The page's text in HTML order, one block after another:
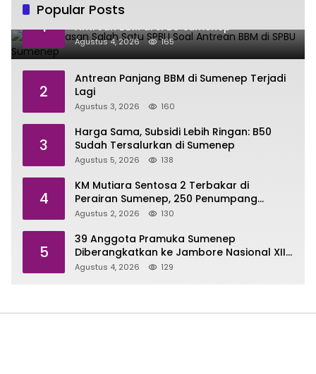
Popular Posts
1
Ini Penjelasan Salah Satu SPBU Soal
Antrean BBM di SPBU Sumenep
Agustus 4, 2026 165
2
Antrean Panjang BBM di Sumenep Terjadi
Lagi
Agustus 3, 2026 160
3
Harga Sama, Subsidi Lebih Ringan: B50
Sudah Tersalurkan di Sumenep
Agustus 5, 2026 138
4
KM Mutiara Sentosa 2 Terbakar di
Perairan Sumenep, 250 Penumpang
Dievakuasi
Agustus 2, 2026 130
5
39 Anggota Pramuka Sumenep
Diberangkatkan ke Jambore Nasional XII
di Cibubur
Agustus 4, 2026 129